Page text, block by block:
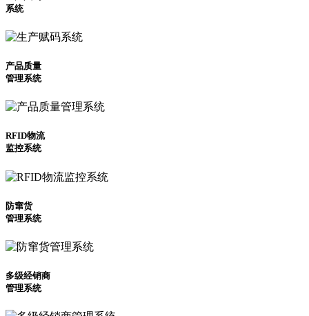
系统
产品质量
管理系统
RFID物流
监控系统
防窜货
管理系统
多级经销商
管理系统